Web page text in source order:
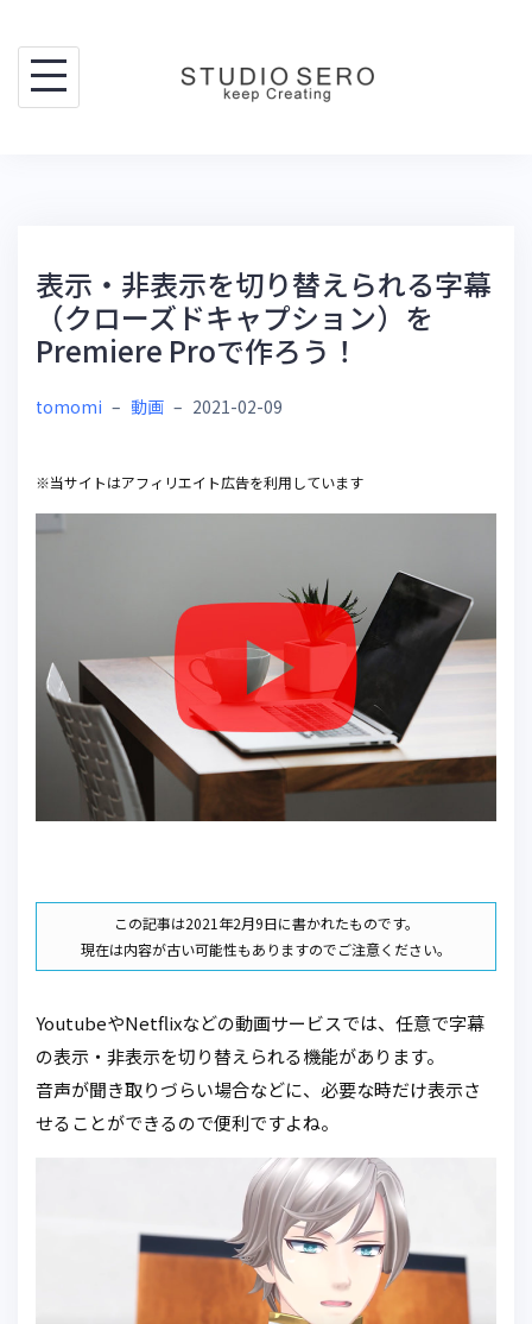
content
表示・非表示を切り替えられる字幕
（クローズドキャプション）を
Premiere Proで作ろう！
tomomi – 動画 – 2021-02-09
※当サイトはアフィリエイト広告を利用しています
この記事は2021年2月9日に書かれたものです。
現在は内容が古い可能性もありますのでご注意ください。
YoutubeやNetflixなどの動画サービスでは、任意で字幕
の表示・非表示を切り替えられる機能があります。
音声が聞き取りづらい場合などに、必要な時だけ表示さ
せることができるので便利ですよね。